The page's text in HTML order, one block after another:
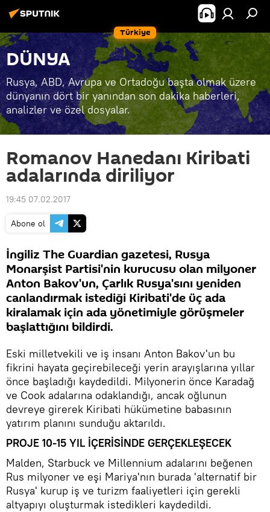
Türkiye
DÜNYA
Rusya, ABD, Avrupa ve Ortadoğu başta olmak üzere
dünyanın dört bir yanından son dakika haberleri,
analizler ve özel dosyalar.
Romanov Hanedanı Kiribati
adalarında diriliyor
19:45 07.02.2017
Abone ol
İngiliz The Guardian gazetesi, Rusya
Monarşist Partisi'nin kurucusu olan milyoner
Anton Bakov'un, Çarlık Rusya'sını yeniden
canlandırmak istediği Kiribati'de üç ada
kiralamak için ada yönetimiyle görüşmeler
başlattığını bildirdi.
Eski milletvekili ve iş insanı Anton Bakov'un bu
fikrini hayata geçirebileceği yerin arayışlarına yıllar
önce başladığı kaydedildi. Milyonerin önce Karadağ
ve Cook adalarına odaklandığı, ancak oğlunun
devreye girerek Kiribati hükümetine babasının
yatırım planını sunduğu aktarıldı.
PROJE 10-15 YIL İÇERİSİNDE GERÇEKLEŞECEK
Malden, Starbuck ve Millennium adalarını beğenen
Rus milyoner ve eşi Mariya'nın burada 'alternatif bir
Rusya' kurup iş ve turizm faaliyetleri için gerekli
altyapıyı oluşturmak istedikleri kaydedildi.